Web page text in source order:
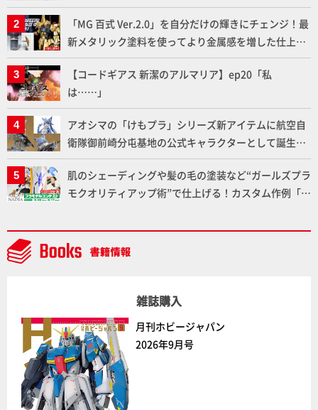
下ろしでご紹介!!さらに「大鉄人17」＆「ワンエイ
ト」セット情報もお届け！【超合金の魂】
「MG 百式 Ver.2.0」を自分だけの輝きにチェンジ！最
新メタリック塗料を使ってより金属感を増した仕上が
りに!!【試し読み】
【コードギアス 新潔のアルマリア】ep20「私
は……」
アオシマの「けもプラ」シリーズ新アイテムに航空自
衛隊御前崎分屯基地の公式キャラクターとして誕生し
た「おまねこ」が着任！けもプラ公式サイト限定版と
通常版の2ラインで発売！
肌のシェーディングや髪の毛の塗装など“ガールズプラ
モクオリティアップ術”で仕上げる！カスタム作例「白
デルコンテスト」～8月17日（月）11:59まで応募受付
中】
雑誌購入
月刊ホビージャパン
2026年9月号